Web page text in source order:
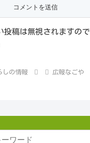
投稿は無視されますの
しの情報 広報なごや